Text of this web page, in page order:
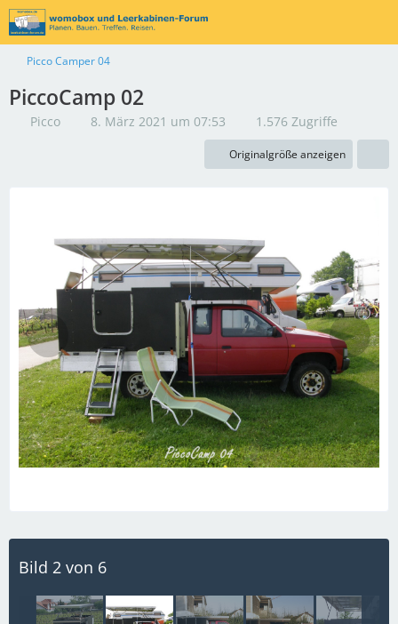
Picco Camper 04
PiccoCamp 02
Picco 8. März 2021 um 07:53 1.576 Zugriffe
Originalgröße anzeigen
Bild 2 von 6